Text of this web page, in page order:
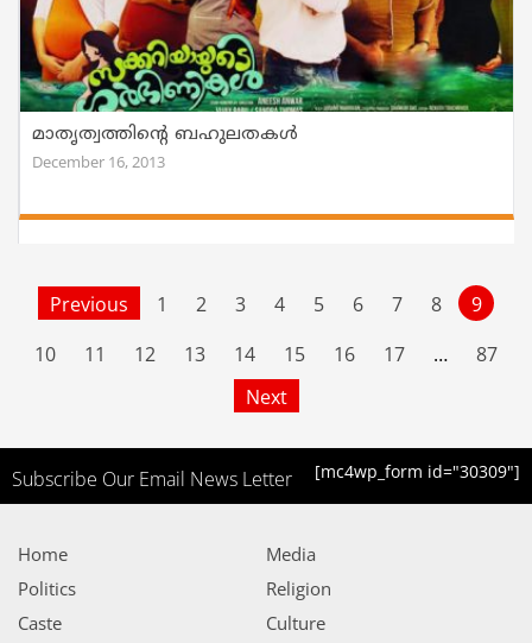
മാതൃത്വത്തിന്റെ ബഹുലതകള്‍
December 16, 2013
Previous 1 2 3 4 5 6 7 8
9
10
11 12 13 14 15 16 17 …
87
Next
Subscribe Our Email News Letter [mc4wp_form id="30309"]
Home
Politics
Caste
Media
Religion
Culture